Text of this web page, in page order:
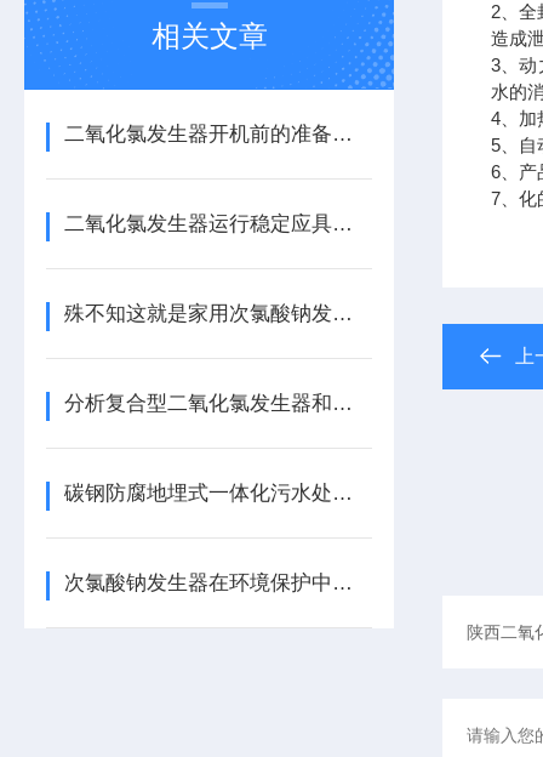
相关文章
二氧化氯发生器开机前的准备工作
二氧化氯发生器运行稳定应具备哪些条件？
殊不知这就是家用次氯酸钠发生器的性能所在！
分析复合型二氧化氯发生器和高纯型二氧化氯发生器性能对比
碳钢防腐地埋式一体化污水处理设备介绍
次氯酸钠发生器在环境保护中的作用不容忽视
2、全
造成
3、动
水的
4、加
5、自
6、产
7、化